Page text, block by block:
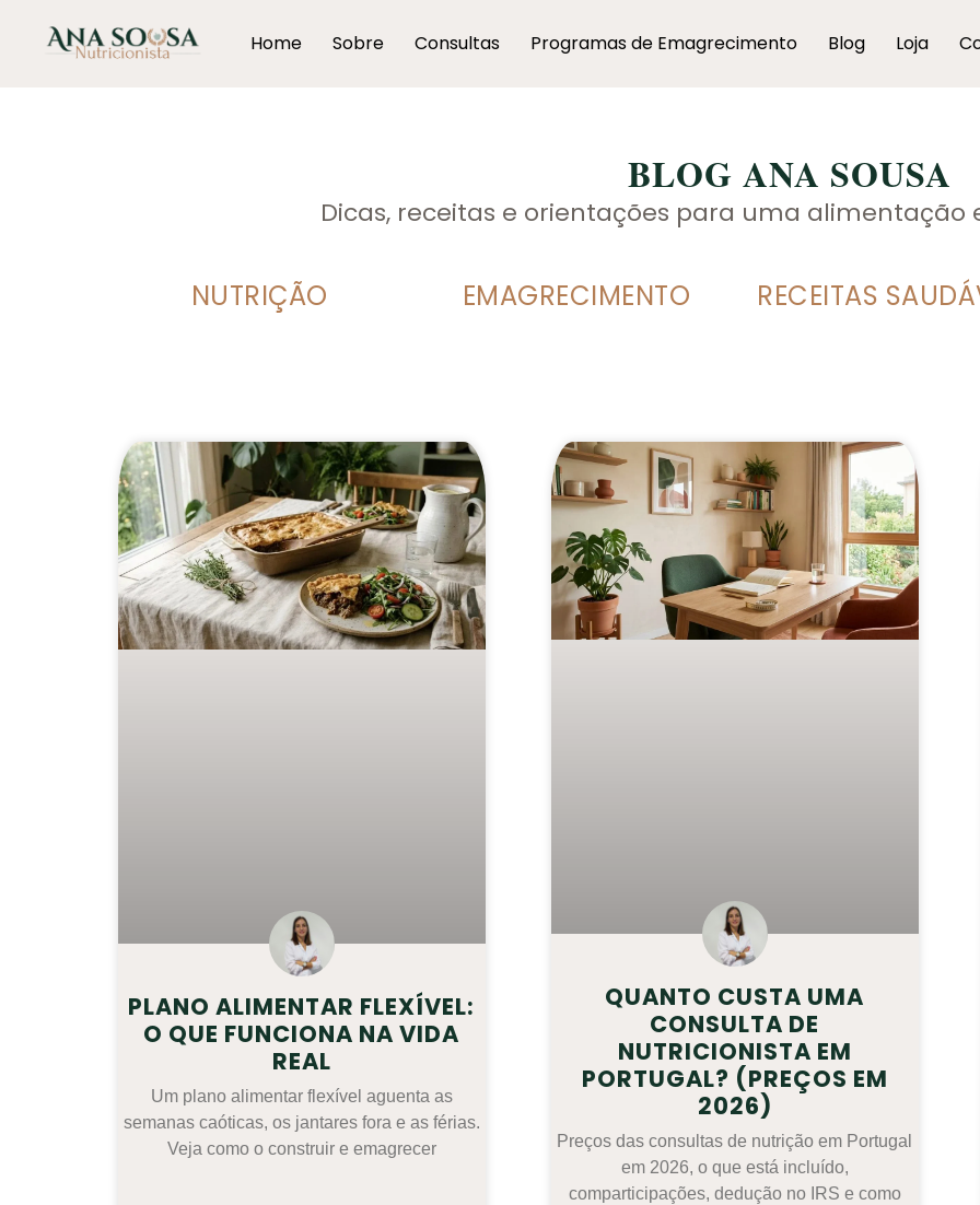
Home Sobre Consultas Programas de Emagrecimento Blog Loja
BLOG ANA SOUSA
Dicas, receitas e orientações para uma alimentação
NUTRIÇÃO EMAGRECIMENTO RECEITAS
PLANO ALIMENTAR FLEXÍVEL:
O QUE FUNCIONA NA VIDA
REAL
Um plano alimentar flexível aguenta as
semanas caóticas, os jantares fora e as férias.
Veja como o construir e emagrecer
QUANTO CUSTA UMA
CONSULTA DE
NUTRICIONISTA EM
PORTUGAL? (PREÇOS EM
2026)
Preços das consultas de nutrição em Portugal
em 2026, o que está incluído,
comparticipações, dedução no IRS e como